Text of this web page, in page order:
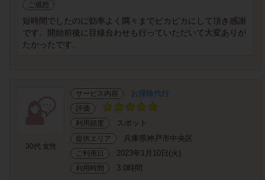
ご感想
短時間でしたのに効率よく隅々までピカピカにして頂き感謝
です。開始前後に目線合わせも行っていただいて大変ありが
たかったです。
30代 女性
サービス内容 お掃除代行
評価
利用頻度
スポット
提供エリア 兵庫県神戸市中央区
ご利用日 2023年1月10日(火)
利用時間 3.0時間